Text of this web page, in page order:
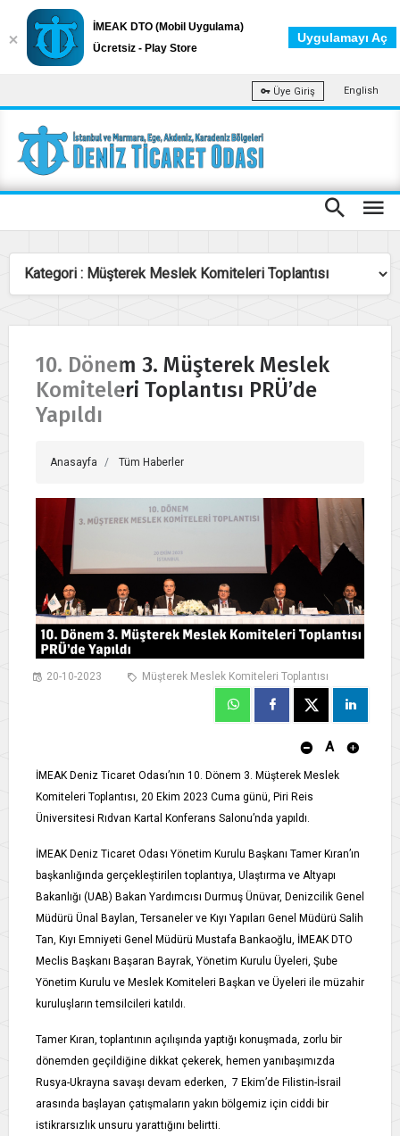
Üye Giriş English
10. Dönem 3. Müşterek Meslek
Komiteleri Toplantısı PRÜ’de
Yapıldı
Anasayfa Tüm Haberler
20-10-2023 Müşterek Meslek Komiteleri Toplantısı
A
İMEAK Deniz Ticaret Odası’nın 10. Dönem 3. Müşterek Meslek
Komiteleri Toplantısı, 20 Ekim 2023 Cuma günü, Piri Reis
Üniversitesi Rıdvan Kartal Konferans Salonu’nda yapıldı.
İMEAK Deniz Ticaret Odası Yönetim Kurulu Başkanı Tamer Kıran’ın
başkanlığında gerçekleştirilen toplantıya, Ulaştırma ve Altyapı
Bakanlığı (UAB) Bakan Yardımcısı Durmuş Ünüvar, Denizcilik Genel
Müdürü Ünal Baylan, Tersaneler ve Kıyı Yapıları Genel Müdürü Salih
Tan, Kıyı Emniyeti Genel Müdürü Mustafa Bankaoğlu, İMEAK DTO
Meclis Başkanı Başaran Bayrak, Yönetim Kurulu Üyeleri, Şube
Yönetim Kurulu ve Meslek Komiteleri Başkan ve Üyeleri ile müzahir
kuruluşların temsilcileri katıldı.
Tamer Kıran, toplantının açılışında yaptığı konuşmada, zorlu bir
dönemden geçildiğine dikkat çekerek, hemen yanıbaşımızda
Rusya-Ukrayna savaşı devam ederken, 7 Ekim’de Filistin-İsrail
arasında başlayan çatışmaların yakın bölgemiz için ciddi bir
istikrarsızlık unsuru yarattığını belirtti.
İMEAK DTO (Mobil Uygulama)
Ücretsiz - Play Store
Uygulamayı Aç